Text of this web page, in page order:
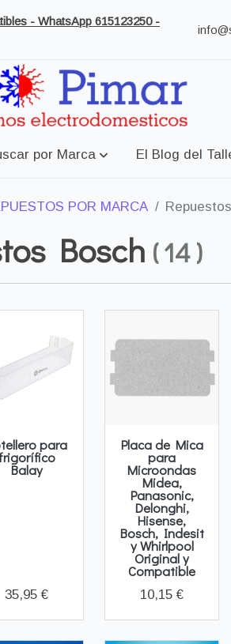
- WhatsApp 615123250 -
por Marca El Blog del
POR MARCA
Bosch (14)
para
frigorífico
Balay
35,95 €
Placa de Mica
para
Microondas
Midea,
Panasonic,
Delonghi,
Hisense,
Bosch, Indesit
y Whirlpool
Original y
Compatible
10,15 €